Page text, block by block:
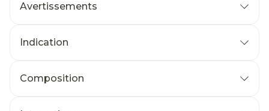
Avertissements
Indication
Composition